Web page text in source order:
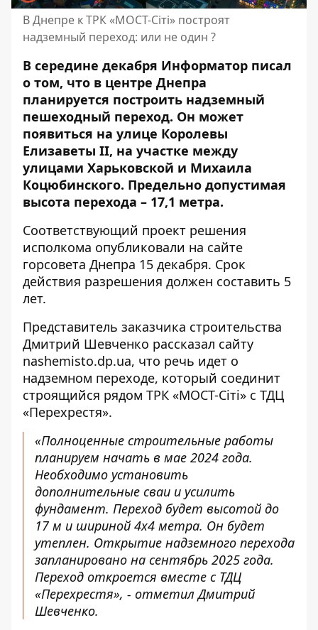
В Днепре к ТРК «МОСТ-Сіті» построят
надземный переход: или не один ?
В середине декабря Информатор писал
о том, что в центре Днепра
планируется построить надземный
пешеходный переход. Он может
появиться на улице Королевы
Елизаветы II, на участке между
улицами Харьковской и Михаила
Коцюбинского. Предельно допустимая
высота перехода – 17,1 метра.
Соответствующий проект решения
исполкома опубликовали на сайте
горсовета Днепра 15 декабря. Срок
действия разрешения должен составить 5
лет.
Представитель заказчика строительства
Дмитрий Шевченко рассказал сайту
nashemisto.dp.ua, что речь идет о
надземном переходе, который соединит
строящийся рядом ТРК «МОСТ-Сіті» с ТДЦ
«Перехрестя».
«Полноценные строительные работы
планируем начать в мае 2024 года.
Необходимо установить
дополнительные сваи и усилить
фундамент. Переход будет высотой до
17 м и шириной 4х4 метра. Он будет
утеплен. Открытие надземного перехода
запланировано на сентябрь 2025 года.
Переход откроется вместе с ТДЦ
«Перехрестя», - отметил Дмитрий
Шевченко.